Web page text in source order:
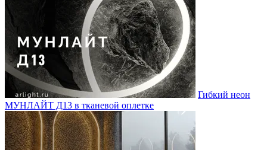
Гибкий неон
МУНЛАЙТ Д13 в тканевой оплетке